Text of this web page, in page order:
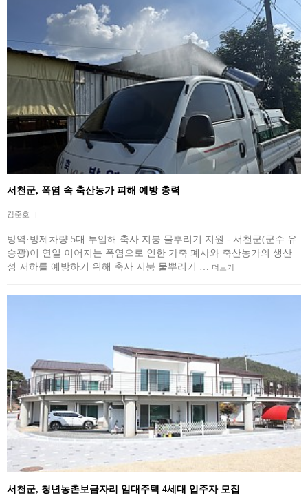
서천군, 폭염 속 축산농가 피해 예방 총력
김준호
방역·방제차량 5대 투입해 축사 지붕 물뿌리기 지원 - 서천군(군수 유
승광)이 연일 이어지는 폭염으로 인한 가축 폐사와 축산농가의 생산
성 저하를 예방하기 위해 축사 지붕 물뿌리기 … 더보기
서천군, 청년농촌보금자리 임대주택 4세대 입주자 모집